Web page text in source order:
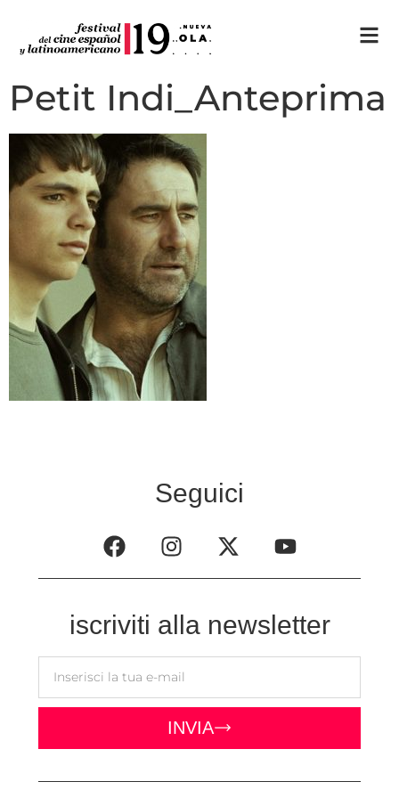
Petit Indi_Anteprima
Seguici
iscriviti alla newsletter
INVIA